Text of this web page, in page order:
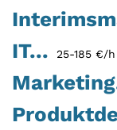
IT... 25-185 €/h